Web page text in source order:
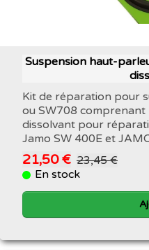
Suspension haut-
Kit de réparation pour
ou SW708 comprenant
dissolvant pour
Jamo SW 400E et
21,50 € 23,45 €
En stock